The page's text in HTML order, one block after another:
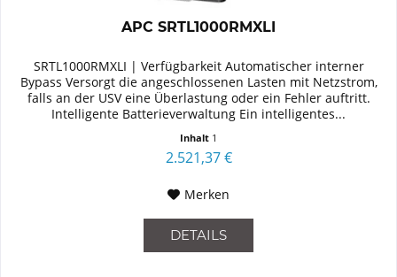
APC SRTL1000RMXLI
SRTL1000RMXLI | Verfügbarkeit Automatischer interner
Bypass Versorgt die angeschlossenen Lasten mit Netzstrom,
falls an der USV eine Überlastung oder ein Fehler auftritt.
Intelligente Batterieverwaltung Ein intelligentes...
Inhalt 1
2.521,37 €
Merken
DETAILS